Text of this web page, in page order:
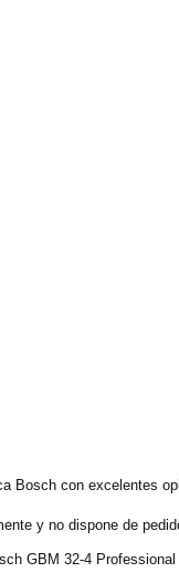
Bosch con excelentes
y no dispone de
GBM 32-4